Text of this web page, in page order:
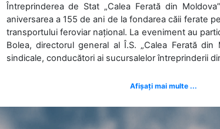
Întreprinderea de Stat „Calea Ferată din
aniversarea a 155 de ani de la fondarea căii ferate
transportului feroviar național. La eveniment au
Bolea, directorul general al Î.S. „Calea Ferată
sindicale, conducători ai sucursalelor întreprinderii
Afișați mai multe ...